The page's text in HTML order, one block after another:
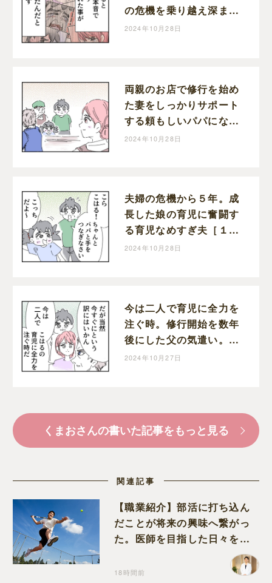
の危機を乗り越え深まっ
た家族の絆。育児なめす
2024年10月28日
両親のお店で修行を始め
た妻をしっかりサポート
する頼もしいパパになっ
た育児なめすぎ夫［２０
2024年10月28日
夫婦の危機から５年。成
長した娘の育児に奮闘す
る育児なめすぎ夫［１９
９］｜くまおのマンガ堂
2024年10月28日
今は二人で育児に全力を
注ぐ時。修行開始を数年
後にした父の気遣い。育
児なめすぎ夫［１９８］
2024年10月27日
くまおさんの書いた記事をもっと見る
関連記事
【職業紹介】部活に打ち込ん
だことが将来の興味へ繋がっ
た。医師を目指した日々を振
18時間前